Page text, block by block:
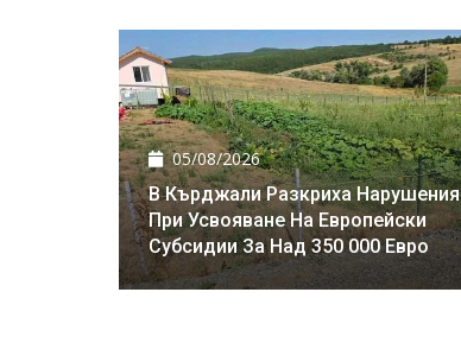
05/08/2026
В Кърджали Разкриха Нарушения
При Усвояване На Европейски
Субсидии За Над 350 000 Евро